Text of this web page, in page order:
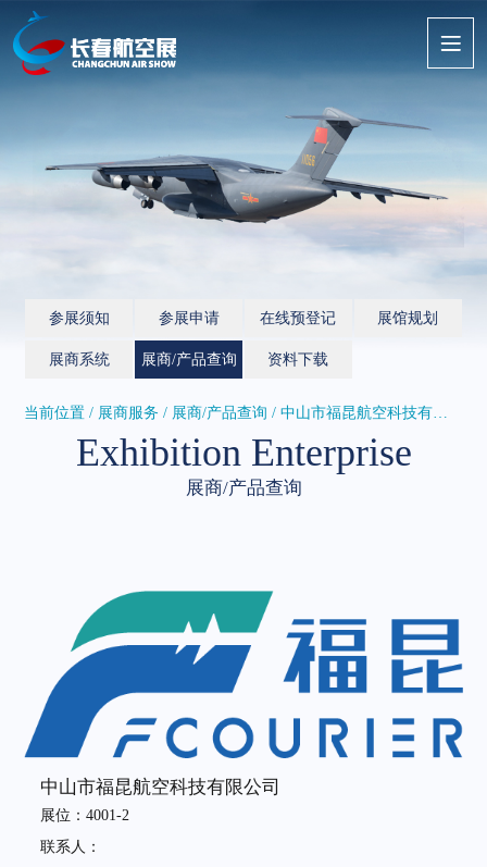
参展须知 参展申请 在线预登记 展馆规划
展商系统 展商/产品查询 资料下载
当前位置 / 展商服务 / 展商/产品查询 / 中山市福昆航空科技有限公司
Exhibition Enterprise
展商/产品查询
中山市福昆航空科技有限公司
展位：4001-2
联系人：